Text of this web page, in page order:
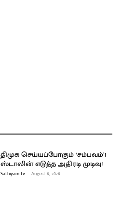
திமுக செய்யப்போகும் ‘சம்பவம்’!
ஸ்டாலின் எடுத்த அதிரடி முடிவு!
Sathiyam tv - August 6, 2026